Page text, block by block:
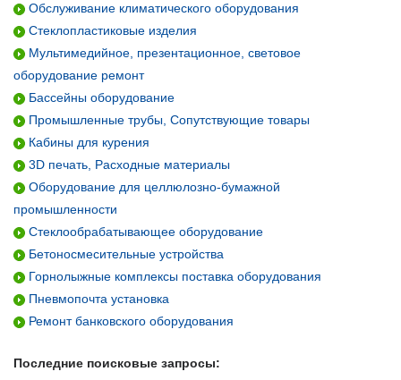
Обслуживание климатического оборудования
Стеклопластиковые изделия
Мультимедийное, презентационное, световое
оборудование ремонт
Бассейны оборудование
Промышленные трубы, Сопутствующие товары
Кабины для курения
3D печать, Расходные материалы
Оборудование для целлюлозно-бумажной
промышленности
Стеклообрабатывающее оборудование
Бетоносмесительные устройства
Горнолыжные комплексы поставка оборудования
Пневмопочта установка
Ремонт банковского оборудования
Последние поисковые запросы: